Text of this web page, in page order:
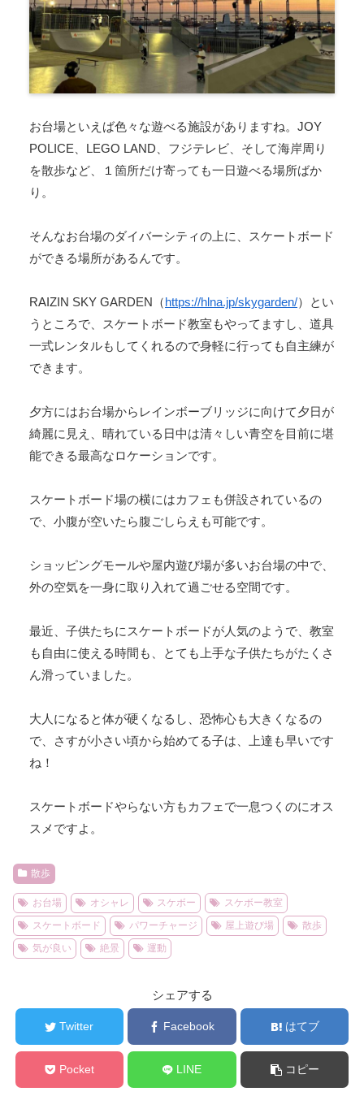
お台場といえば色々な遊べる施設がありますね。JOY
POLICE、LEGO LAND、フジテレビ、そして海岸周り
を散歩など、１箇所だけ寄っても一日遊べる場所ばか
り。
そんなお台場のダイバーシティの上に、スケートボード
ができる場所があるんです。
RAIZIN SKY GARDEN（https://hlna.jp/skygarden/）とい
うところで、スケートボード教室もやってますし、道具
一式レンタルもしてくれるので身軽に行っても自主練が
できます。
夕方にはお台場からレインボーブリッジに向けて夕日が
綺麗に見え、晴れている日中は清々しい青空を目前に堪
能できる最高なロケーションです。
スケートボード場の横にはカフェも併設されているの
で、小腹が空いたら腹ごしらえも可能です。
ショッピングモールや屋内遊び場が多いお台場の中で、
外の空気を一身に取り入れて過ごせる空間です。
最近、子供たちにスケートボードが人気のようで、教室
も自由に使える時間も、とても上手な子供たちがたくさ
ん滑っていました。
大人になると体が硬くなるし、恐怖心も大きくなるの
で、さすが小さい頃から始めてる子は、上達も早いです
ね！
スケートボードやらない方もカフェで一息つくのにオス
スメですよ。
散歩
お台場 オシャレ スケボー
スケボー教室
スケートボード
パワーチャージ 屋上遊び場
散歩
気が良い
絶景 運動
シェアする
Twitter Facebook はてブ
Pocket LINE コピー